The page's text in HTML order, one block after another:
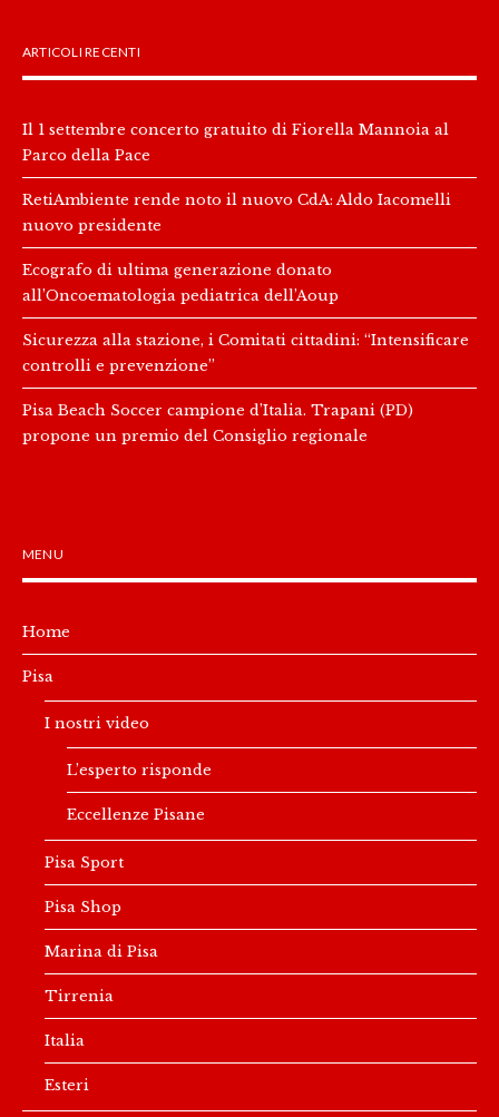
ARTICOLI RECENTI
Il 1 settembre concerto gratuito di Fiorella Mannoia al
Parco della Pace
RetiAmbiente rende noto il nuovo CdA: Aldo Iacomelli
nuovo presidente
Ecografo di ultima generazione donato
all’Oncoematologia pediatrica dell’Aoup
Sicurezza alla stazione, i Comitati cittadini: “Intensificare
controlli e prevenzione”
Pisa Beach Soccer campione d’Italia. Trapani (PD)
propone un premio del Consiglio regionale
MENU
Home
Pisa
I nostri video
L’esperto risponde
Eccellenze Pisane
Pisa Sport
Pisa Shop
Marina di Pisa
Tirrenia
Italia
Esteri